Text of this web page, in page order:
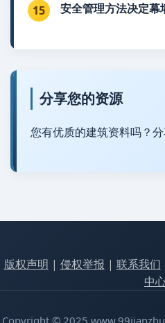
15 安全管理方法决定幕
分享您的资源
您有优质的建筑资料吗？
版权声明 | 侵权举报 | 联系我们
中
Copyright © 2025